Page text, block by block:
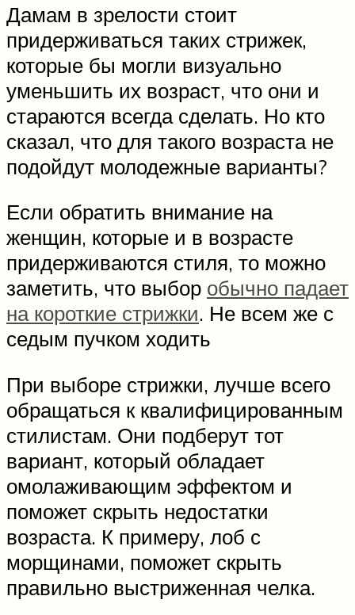
Дамам в зрелости стоит
придерживаться таких стрижек,
которые бы могли визуально
уменьшить их возраст, что они и
стараются всегда сделать. Но кто
сказал, что для такого возраста не
подойдут молодежные варианты?
Если обратить внимание на
женщин, которые и в возрасте
придерживаются стиля, то можно
заметить, что выбор обычно падает
на короткие стрижки. Не всем же с
седым пучком ходить
При выборе стрижки, лучше всего
обращаться к квалифицированным
стилистам. Они подберут тот
вариант, который обладает
омолаживающим эффектом и
поможет скрыть недостатки
возраста. К примеру, лоб с
морщинами, поможет скрыть
правильно выстриженная челка.